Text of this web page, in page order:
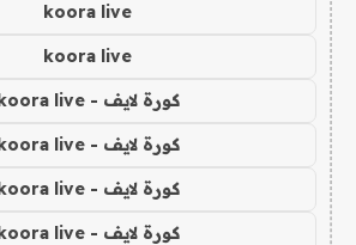
koora live
koora live
كورة لايف - koora live
كورة لايف - koora live
كورة لايف - koora live
كورة لايف - koora live